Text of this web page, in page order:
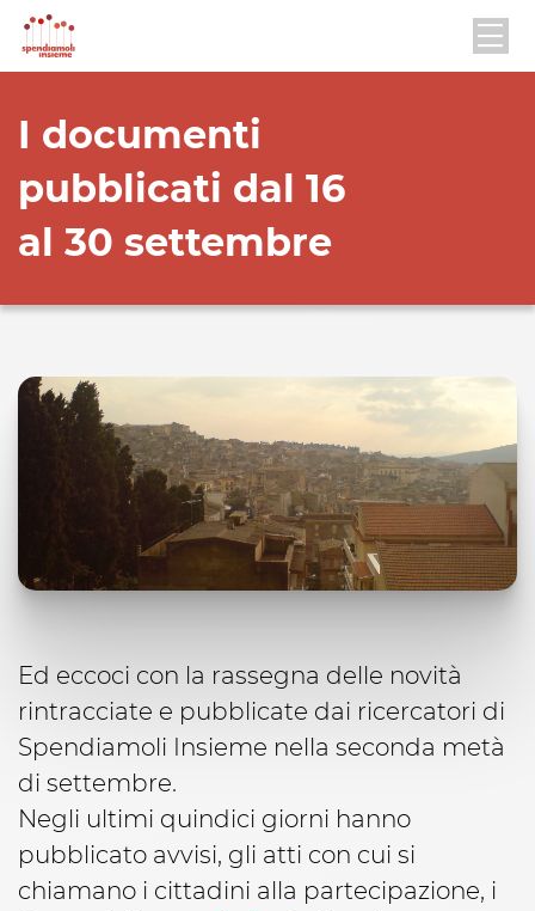
I documenti
pubblicati dal 16
al 30 settembre
Ed eccoci con la rassegna delle novità
rintracciate e pubblicate dai ricercatori di
Spendiamoli Insieme nella seconda metà
di settembre.
Negli ultimi quindici giorni hanno
pubblicato avvisi, gli atti con cui si
chiamano i cittadini alla partecipazione, i